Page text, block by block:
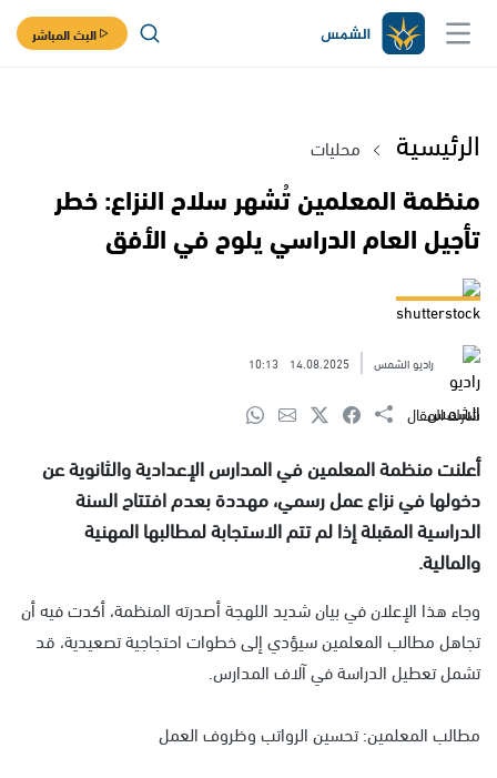
البث المباشر
الرئيسية محليات
منظمة المعلمين تُشهر سلاح النزاع: خطر
تأجيل العام الدراسي يلوح في الأفق
shutterstock
راديو الشمس 14.08.2025
10:13
شارك المقال
أعلنت منظمة المعلمين في المدارس الإعدادية والثانوية عن
دخولها في نزاع عمل رسمي، مهددة بعدم افتتاح السنة
الدراسية المقبلة إذا لم تتم الاستجابة لمطالبها المهنية
والمالية.
وجاء هذا الإعلان في بيان شديد اللهجة أصدرته المنظمة، أكدت فيه أن
تجاهل مطالب المعلمين سيؤدي إلى خطوات احتجاجية تصعيدية، قد
تشمل تعطيل الدراسة في آلاف المدارس.
مطالب المعلمين: تحسين الرواتب وظروف العمل